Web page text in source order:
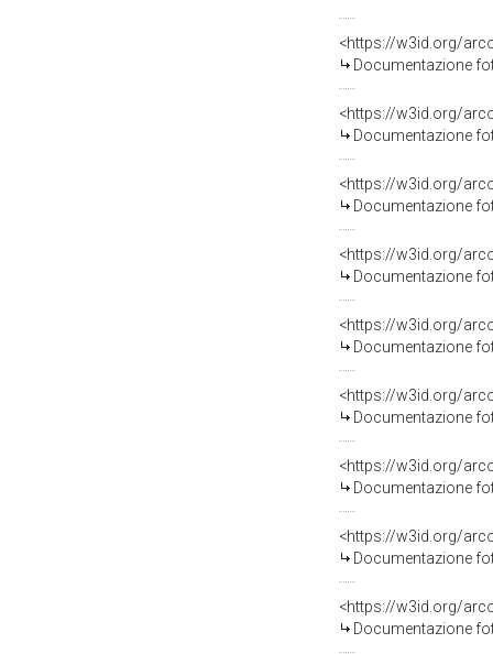
Documentazione
Documentazione
Documentazione
Documentazione
Documentazione
Documentazione
Documentazione
Documentazione
Documentazione